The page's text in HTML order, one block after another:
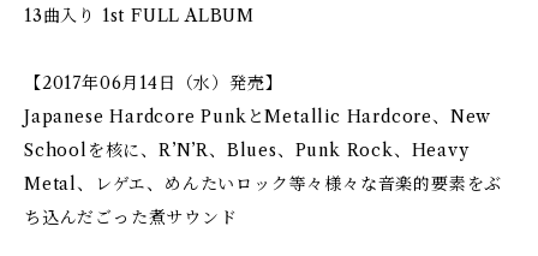
13曲入り 1st FULL ALBUM
【2017年06月14日（水）発売】
Japanese Hardcore PunkとMetallic Hardcore、New
Schoolを核に、R’N’R、Blues、Punk Rock、Heavy
Metal、レゲエ、めんたいロック等々様々な音楽的要素をぶ
ち込んだごった煮サウンド